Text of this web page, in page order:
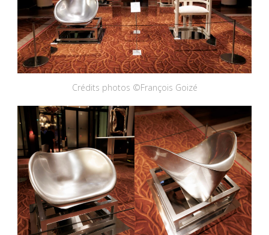
Crédits photos ©François Goizé